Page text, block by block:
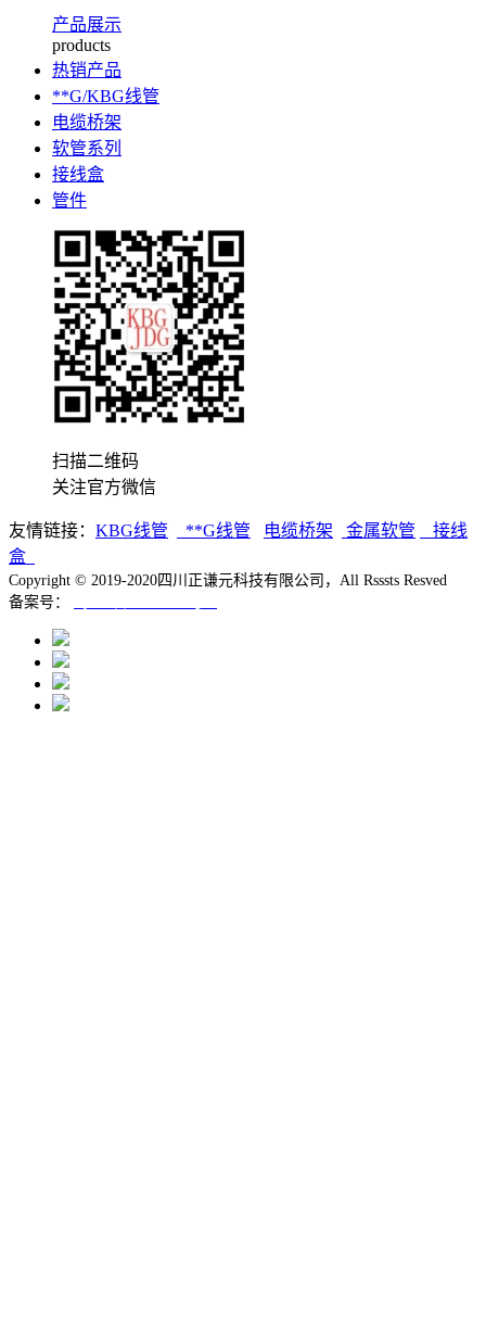
产品展示
products
热销产品
**G/KBG线管
电缆桥架
软管系列
接线盒
管件
扫描二维码
关注官方微信
友情链接： KBG线管 **G线管 电缆桥架 金属软管
接线
盒
Copyright © 2019-2020四川正谦元科技有限公司，All Rsssts Resved
备案号：